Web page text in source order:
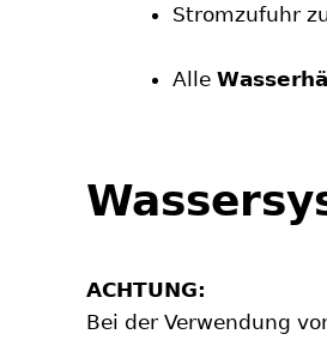
Stromzufuhr
Alle
ACHTUNG:
Bei der Verwendung